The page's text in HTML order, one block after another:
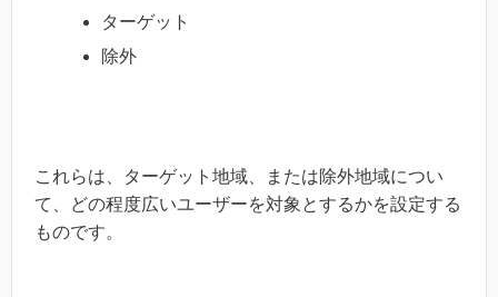
ターゲット
除外
これらは、ターゲット地域、または除外地域につい
て、どの程度広いユーザーを対象とするかを設定する
ものです。